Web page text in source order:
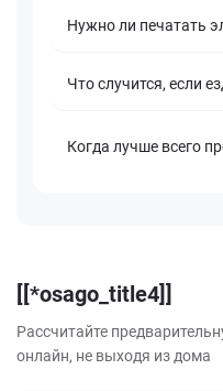
Нужно ли печатать
Что случится, если
Когда лучше всего
[[*osago_title4]]
Рассчитайте
онлайн, не выходя из дома